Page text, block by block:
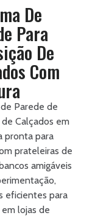
De
Para
De
Com
Parede de
de Calçados em
pronta para
prateleiras de
amigáveis
eficientes para
lojas de